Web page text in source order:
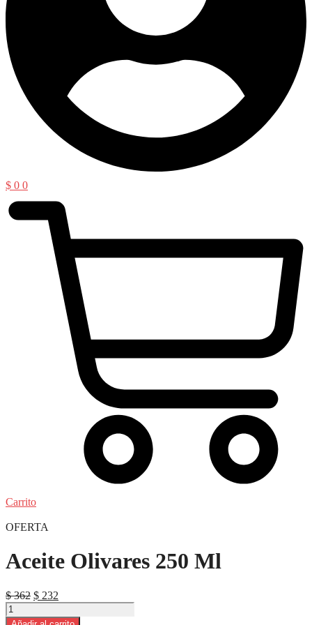
$ 0 0
Carrito
OFERTA
Aceite Olivares 250 Ml
$362 El
precio
original
$ 232
precio
actual
Aceite
Olivares